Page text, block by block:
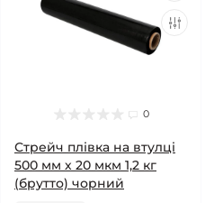
0
Стрейч плівка на втулці
500 мм х 20 мкм 1,2 кг
(брутто) чорний